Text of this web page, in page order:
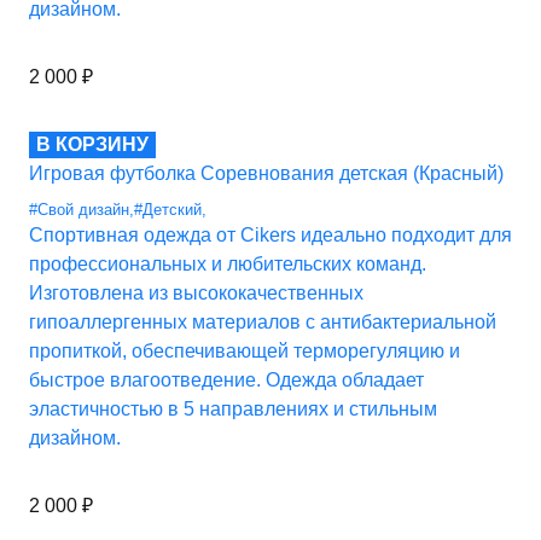
дизайном.
2 000 ₽
В КОРЗИНУ
Игровая футболка Соревнования детская (Красный)
#Свой дизайн,#Детский,
Спортивная одежда от Cikers идеально подходит для
профессиональных и любительских команд.
Изготовлена из высококачественных
гипоаллергенных материалов с антибактериальной
пропиткой, обеспечивающей терморегуляцию и
быстрое влагоотведение. Одежда обладает
эластичностью в 5 направлениях и стильным
дизайном.
2 000 ₽